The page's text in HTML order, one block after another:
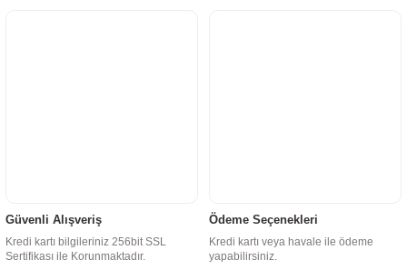
Güvenli Alışveriş
Kredi kartı bilgileriniz 256bit SSL
Sertifikası ile Korunmaktadır.
Ödeme Seçenekleri
Kredi kartı veya havale ile ödeme
yapabilirsiniz.